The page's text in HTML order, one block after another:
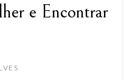
e Encontrar